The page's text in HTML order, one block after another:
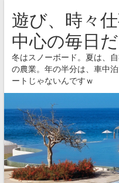
遊び、時々
中心の毎日
冬はスノーボード。夏は、
の農業。年の半分は、車中
ートじゃないんですｗ